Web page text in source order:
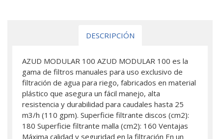
DESCRIPCIÓN
AZUD MODULAR 100 AZUD MODULAR 100 es la
gama de filtros manuales para uso exclusivo de
filtración de agua para riego, fabricados en material
plástico que asegura un fácil manejo, alta
resistencia y durabilidad para caudales hasta 25
m3/h (110 gpm). Superficie filtrante discos (cm2):
180 Superficie filtrante malla (cm2): 160 Ventajas
Máxima calidad y seguridad en la filtración En un